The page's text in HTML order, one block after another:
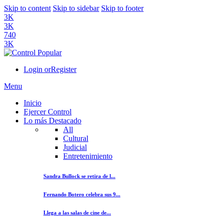
Skip to content Skip to sidebar Skip to footer
3K
3K
740
3K
Login orRegister
Menu
Inicio
Ejercer Control
Lo más Destacado
All
Cultural
Judicial
Entretenimiento
Sandra Bullock se retira de l...
Fernando Botero celebra sus 9...
Llega a las salas de cine de...